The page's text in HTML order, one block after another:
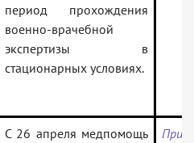
период прохождения
военно-врачебной
экспертизы в
стационарных условиях.
С 26 апреля медпомощь